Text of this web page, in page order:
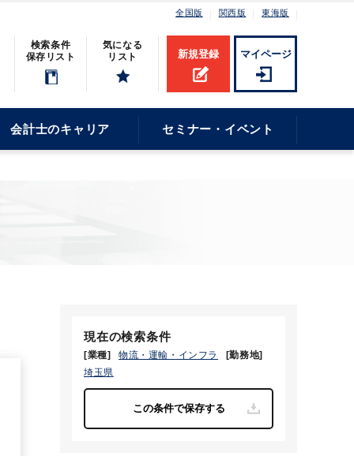
全国版 関西版 東海版
検索条件
保存リスト
気になる
リスト
新規登録 マイページ
会計士のキャリア セミナー・イベント
現在の検索条件
[業種] 物流・運輸・インフラ
[勤務地]
埼玉県